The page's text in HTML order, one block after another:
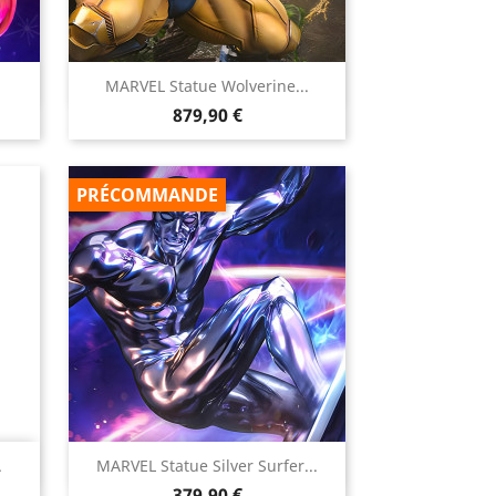
MARVEL Statue Wolverine...
Prix
879,90 €
Aperçu rapide
MARVEL Statue Silver Surfer...
PRÉCOMMANDE
Aperçu rapide